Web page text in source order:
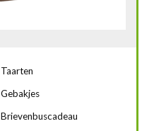
Taarten
Gebakjes
Brievenbuscadeau